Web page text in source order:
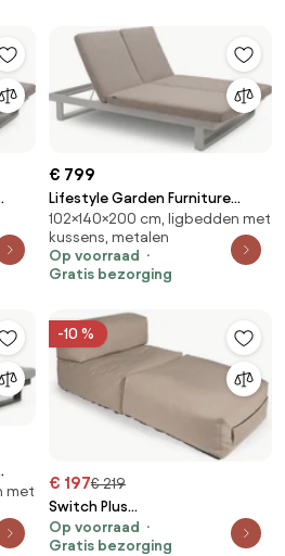
€ 799
Lifestyle Garden Furniture
Massimo Ligbed Met Kussen
Wit/sandy Aluminium Wit
102×140×200 cm, ligbedden met
kussens, metalen
Op voorraad
Gratis bezorging
met
-10 %
€ 197€ 219
Switch Plus
Loungebed Outdoor - Mud
Op voorraad
Gratis bezorging